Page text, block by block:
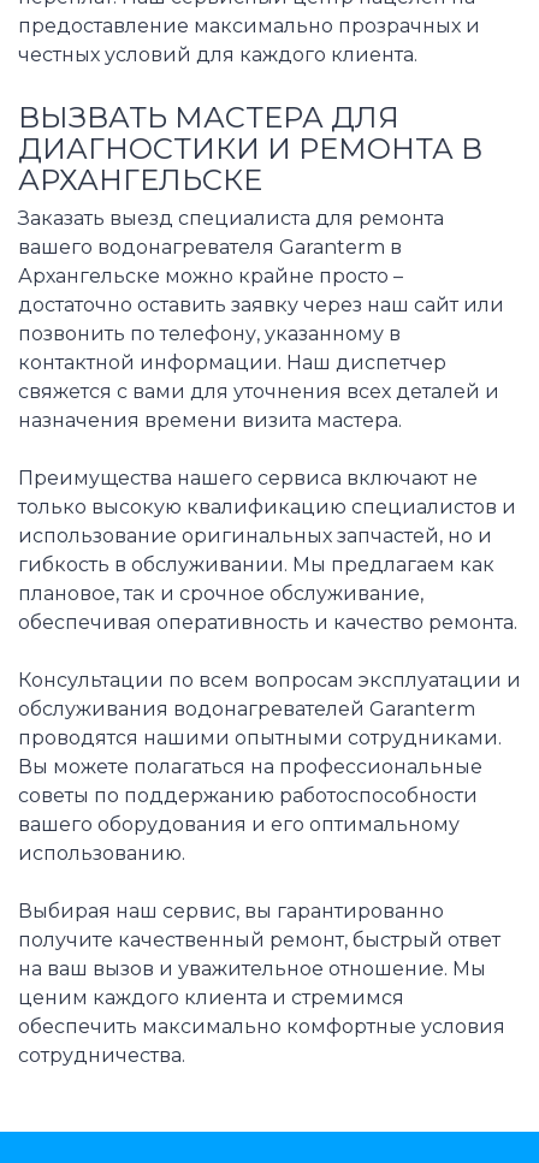
предоставление максимально прозрачных и
честных условий для каждого клиента.
ВЫЗВАТЬ МАСТЕРА ДЛЯ
ДИАГНОСТИКИ И РЕМОНТА В
АРХАНГЕЛЬСКЕ
Заказать выезд специалиста для ремонта
вашего водонагревателя Garanterm в
Архангельске можно крайне просто –
достаточно оставить заявку через наш сайт или
позвонить по телефону, указанному в
контактной информации. Наш диспетчер
свяжется с вами для уточнения всех деталей и
назначения времени визита мастера.
Преимущества нашего сервиса включают не
только высокую квалификацию специалистов и
использование оригинальных запчастей, но и
гибкость в обслуживании. Мы предлагаем как
плановое, так и срочное обслуживание,
обеспечивая оперативность и качество ремонта.
Консультации по всем вопросам эксплуатации и
обслуживания водонагревателей Garanterm
проводятся нашими опытными сотрудниками.
Вы можете полагаться на профессиональные
советы по поддержанию работоспособности
вашего оборудования и его оптимальному
использованию.
Выбирая наш сервис, вы гарантированно
получите качественный ремонт, быстрый ответ
на ваш вызов и уважительное отношение. Мы
ценим каждого клиента и стремимся
обеспечить максимально комфортные условия
сотрудничества.